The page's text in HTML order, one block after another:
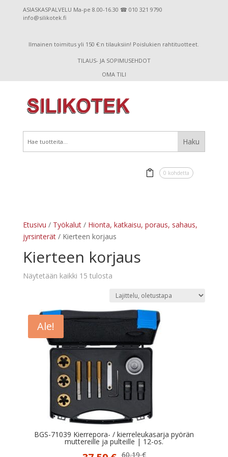
ASIASKASPALVELU Ma-pe 8.00-16.30 ☎ 010 321 9790
info@silikotek.fi
Ilmainen toimitus yli 150 €:n tilauksiin! Poislukien rahtituotteet.
TILAUS- JA SOPIMUSEHDOT
OMA TILI
0 kohdetta
Etusivu / Työkalut/ Hionta, katkaisu, poraus, sahaus,
jyrsinterät/ Kierteen korjaus
Kierteen korjaus
Näytetään kaikki 15 tulosta
Ale!
BGS-71039 Kierrepora- / kierreleukasarja pyörän
muttereille ja pulteille | 12-os.
60,19€
Alkuperäinen
Nykyinen